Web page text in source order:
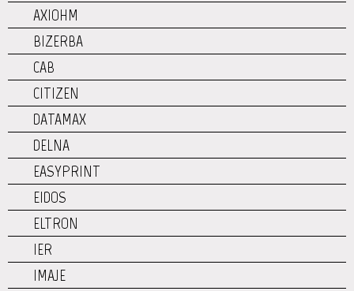
AXIOHM
BIZERBA
CAB
CITIZEN
DATAMAX
DELNA
EASYPRINT
EIDOS
ELTRON
IER
IMAJE